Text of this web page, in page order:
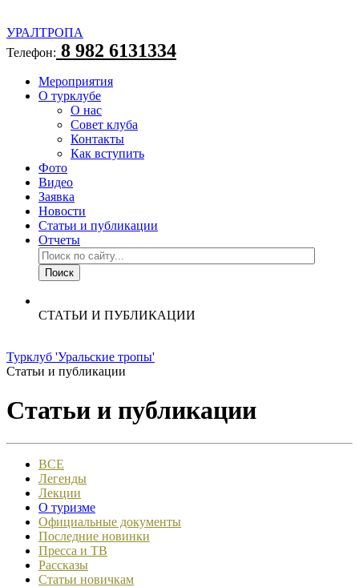
УРАЛТРОПА
Телефон: 8 982 6131334
Мероприятия
О турклубе
О нас
Совет клуба
Контакты
Как вступить
Фото
Видео
Заявка
Новости
Статьи и публикации
Отчеты
СТАТЬИ И ПУБЛИКАЦИИ
Турклуб 'Уральские тропы'
Статьи и публикации
Статьи и публикации
ВСЕ
Легенды
Лекции
О туризме
Официальные документы
Последние новинки
Пресса и ТВ
Рассказы
Статьи новичкам